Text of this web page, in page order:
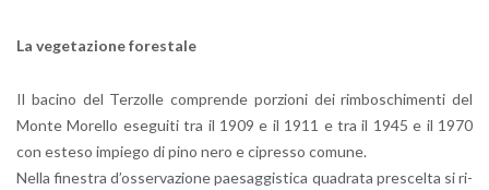
La ve­ge­ta­zio­ne fo­re­sta­le
Il ba­ci­no del Ter­zol­le com­pren­de por­zio­ni dei rim­bo­schi­men­ti del
Monte Mo­rel­lo ese­gui­ti tra il 1909 e il 1911 e tra il 1945 e il 1970
con este­so im­pie­go di pino nero e ci­pres­so co­mu­ne.
Nella fi­ne­stra d’os­ser­va­zio­ne pae­sag­gi­sti­ca qua­dra­ta pre­scel­ta si ri­